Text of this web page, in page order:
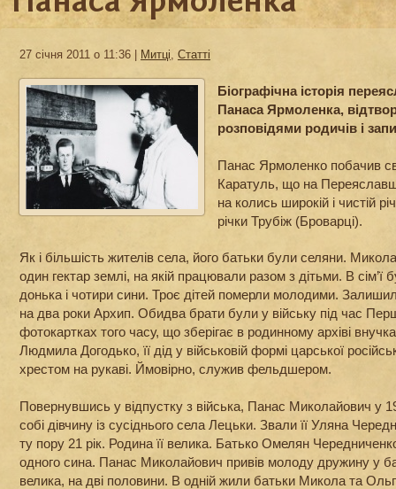
27 січня 2011 о 11:36 | Митці, Статті
Біографічна історія
Панаса Ярмоленка,
розповідями родичів і
Панас Ярмоленко побачив
Каратуль, що на
на колись широкій і чистій
річки Трубіж (Броварці).
Як і більшість жителів села, його батьки були селяни.
один гектар землі, на якій працювали разом з дітьми. В сім’ї
донька і чотири сини. Троє дітей померли молодими.
на два роки Архип. Обидва брати були у війську під час
фотокартках того часу, що зберігає в родинному архіві
Людмила Догодько, її дід у військовій формі царської
хрестом на рукаві. Ймовірно, служив фельдшером.
Повернувшись у відпустку з війська, Панас Миколайович у
собі дівчину із сусіднього села Лецьки. Звали її Уляна
ту пору 21 рік. Родина її велика. Батько Омелян
одного сина. Панас Миколайович привів молоду дружину у
велика, на дві половини. В одній жили батьки Микола та